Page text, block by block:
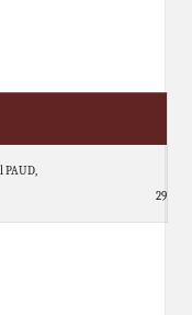
PAUD,
29